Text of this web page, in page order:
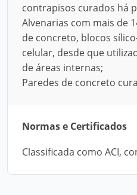
contrapisos curados há
Alvenarias com mais de
de concreto, blocos
celular, desde que
de áreas internas;
Paredes de concreto
Normas e Certificados
Classificada como ACI,